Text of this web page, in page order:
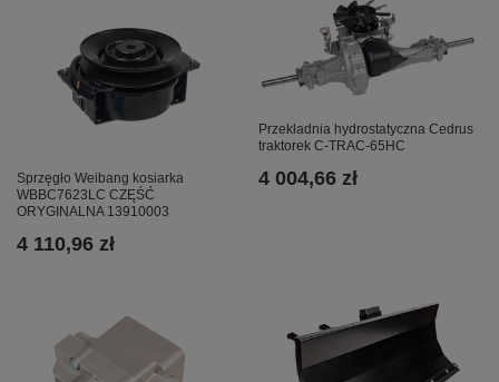
Sprzęgło Weibang kosiarka
WBBC7623LC CZĘŚĆ
ORYGINALNA 13910003
4 110,96 zł
Przekładnia hydrostatyczna Cedrus
traktorek C-TRAC-65HC
4 004,66 zł